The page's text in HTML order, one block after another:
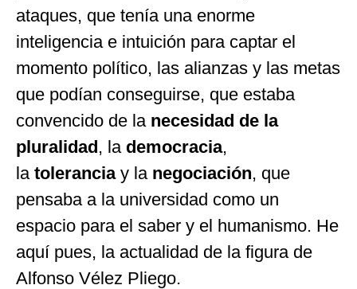
ataques, que tenía una enorme
inteligencia e intuición para captar el
momento político, las alianzas y las metas
que podían conseguirse, que estaba
convencido de la necesidad de la
pluralidad, la democracia,
la toleranciay la negociación, que
pensaba a la universidad como un
espacio para el saber y el humanismo. He
aquí pues, la actualidad de la figura de
Alfonso Vélez Pliego.